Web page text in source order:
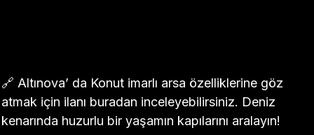
🔗 Altınova’ da Konut imarlı arsa özelliklerine göz
atmak için ilanı buradan inceleyebilirsiniz. Deniz
kenarında huzurlu bir yaşamın kapılarını aralayın!